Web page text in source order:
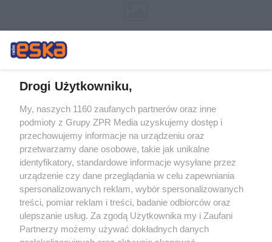
Żaden utwór zamieszczony w serwisie nie może być powielany i
rozpowszechniany lub dalej rozpowszechniany w jakikolwiek sposób (w
tym także elektroniczny lub mechaniczny) na jakimkolwiek polu
eksploatacji w jakiejkolwiek formie, włącznie z umieszczaniem w
Internecie bez pisemnej zgody właściciela praw. Jakiekolwiek użycie lub
wykorzystanie utworów w całości lub w części z naruszeniem prawa,
tzn. bez właściwej zgody, jest zabronione pod groźbą kary i może być
ścigane prawnie.
Drogi Użytkowniku,
My, naszych 1160 zaufanych partnerów oraz inne
podmioty z Grupy ZPR Media uzyskujemy dostęp i
przechowujemy informacje na urządzeniu oraz
przetwarzamy dane osobowe, takie jak unikalne
identyfikatory, standardowe informacje wysyłane przez
urządzenie czy dane przeglądania w celu zapewniania
spersonalizowanych reklam, wybór spersonalizowanych
treści, pomiar reklam i treści, badanie odbiorców oraz
ulepszanie usług. Za zgodą Użytkownika my i Zaufani
Partnerzy możemy używać dokładnych danych